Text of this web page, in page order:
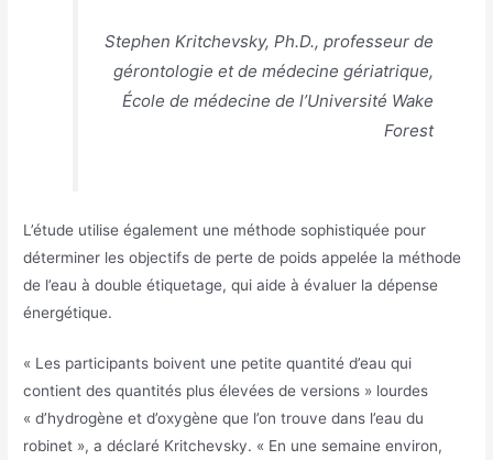
Stephen Kritchevsky, Ph.D., professeur de
gérontologie et de médecine gériatrique,
École de médecine de l’Université Wake
Forest
L’étude utilise également une méthode sophistiquée pour
déterminer les objectifs de perte de poids appelée la méthode
de l’eau à double étiquetage, qui aide à évaluer la dépense
énergétique.
« Les participants boivent une petite quantité d’eau qui
contient des quantités plus élevées de versions » lourdes
« d’hydrogène et d’oxygène que l’on trouve dans l’eau du
robinet », a déclaré Kritchevsky. « En une semaine environ,